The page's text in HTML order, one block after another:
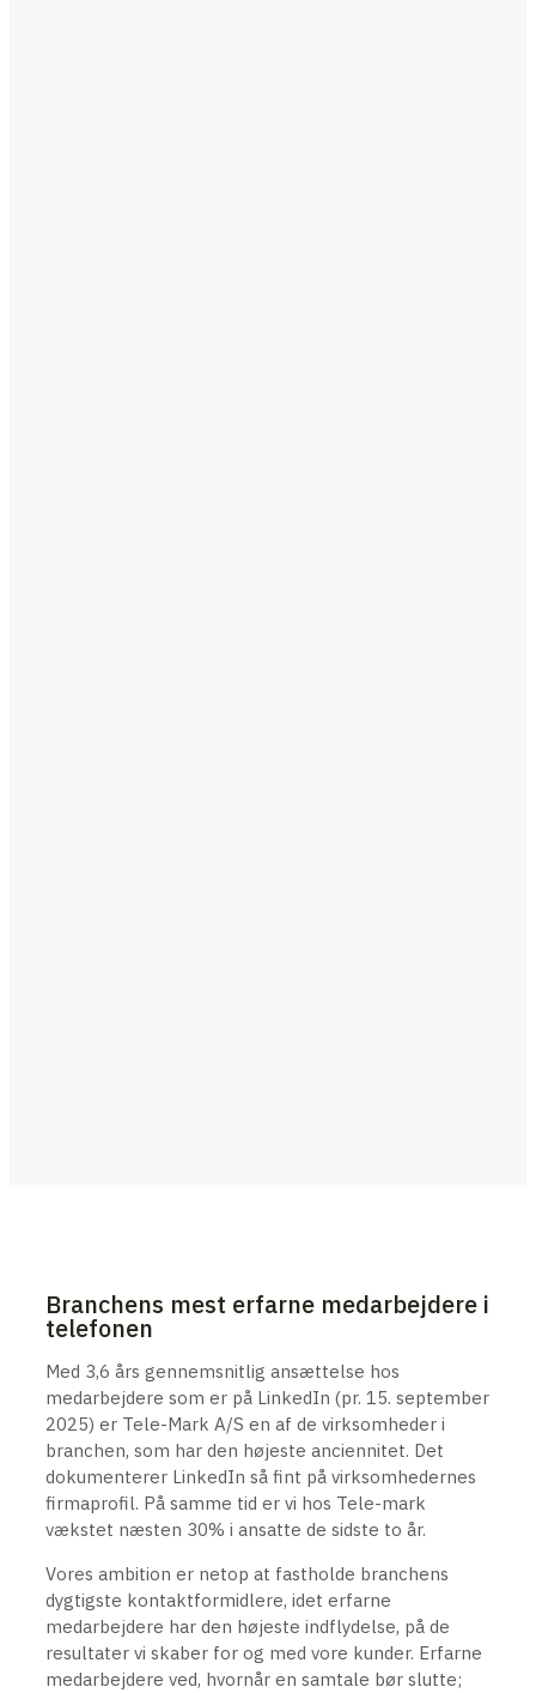
Branchens mest erfarne medarbejdere i
telefonen
Med 3,6 års gennemsnitlig ansættelse hos
medarbejdere som er på LinkedIn (pr. 15. september
2025) er Tele-Mark A/S en af de virksomheder i
branchen, som har den højeste anciennitet. Det
dokumenterer LinkedIn så fint på virksomhedernes
firmaprofil. På samme tid er vi hos Tele-mark
vækstet næsten 30% i ansatte de sidste to år.
Vores ambition er netop at fastholde branchens
dygtigste kontaktformidlere, idet erfarne
medarbejdere har den højeste indflydelse, på de
resultater vi skaber for og med vore kunder. Erfarne
medarbejdere ved, hvornår en samtale bør slutte;